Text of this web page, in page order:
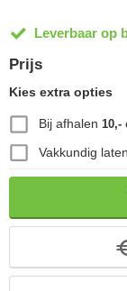
Leverbaar op
Prijs
Kies extra opties
Bij afhalen 10,-
Vakkundig